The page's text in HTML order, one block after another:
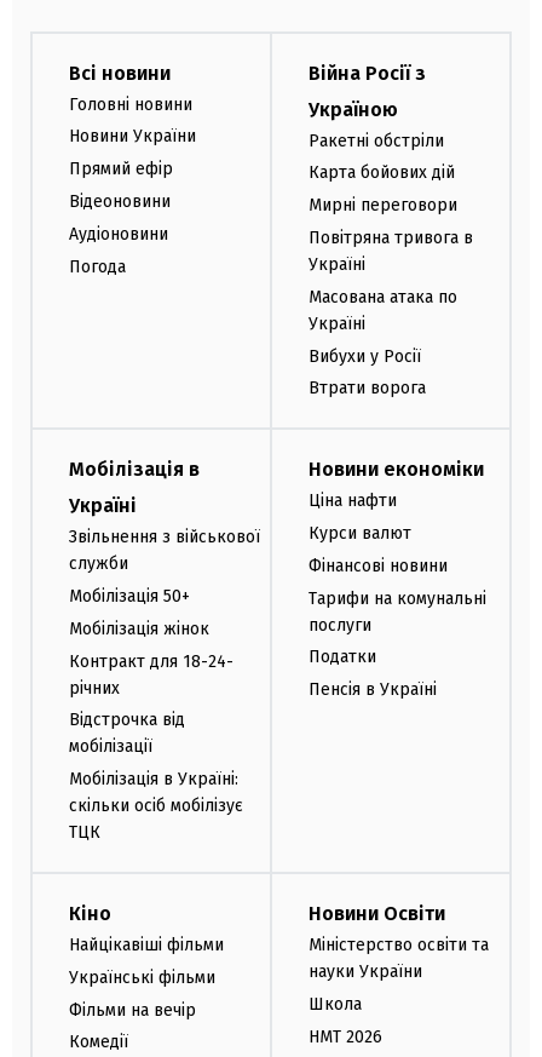
Всі новини
Головні новини
Новини України
Прямий ефір
Відеоновини
Аудіоновини
Погода
Війна Росії з
Україною
Ракетні обстріли
Карта бойових дій
Мирні переговори
Повітряна тривога в
Україні
Масована атака по
Україні
Вибухи у Росії
Втрати ворога
Мобілізація в
Україні
Звільнення з військової
служби
Мобілізація 50+
Мобілізація жінок
Контракт для 18-24-
річних
Відстрочка від
мобілізації
Мобілізація в Україні:
скільки осіб мобілізує
ТЦК
Новини економіки
Ціна нафти
Курси валют
Фінансові новини
Тарифи на комунальні
послуги
Податки
Пенсія в Україні
Кіно
Найцікавіші фільми
Українські фільми
Фільми на вечір
Комедії
Новини Освіти
Міністерство освіти та
науки України
Школа
НМТ 2026